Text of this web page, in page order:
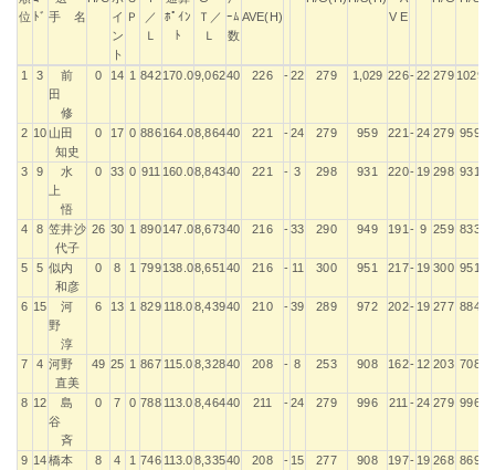
位 ﾄﾞ 手 名
イ
ン
ト
Ｐ
／
Ｌ
ﾎﾟｲﾝ
ﾄ
Ｔ／
Ｌ
ｰﾑ
数
AVE(H)
V E
順
ｺｰ
選
手 名
H/C
ポ
ト
Ｓ
Ｔ
通算
G・ ｹﾞ
H/G(H) H/S(H) A
H/G H/S
1 3
前
田
修
0 14 1 842170.09,06240 226 -22 279 1,029 226-22 279 1029
2 10 山田
知史
0 17 0 886164.08,86440 221 -24 279 959 221 -24 279 959
3 9
水
上
悟
0 33 0 911 160.08,84340 221 - 3 298 931 220- 19 298 931
4 8 笠井沙
代子
26 30 1 890147.08,67340 216 -33 290 949 191 - 9 259 833
5 5 似内
和彦
0 8 1 799138.08,651 40 216 - 11 300 951 217- 19 300 951
6 15
河
野
淳
6 13 1 829 118.08,43940 210 -39 289 972 202- 19 277 884
7 4 河野
直美
49 25 1 867 115.08,32840 208 - 8 253 908 162- 12 203 708
8 12
島
谷
斉
0 7 0 788 113.08,46440 211 -24 279 996 211 -24 279 996
9 14橋本
8 4 1 746 113.08,33540 208 - 15 277 908 197- 19 268 869